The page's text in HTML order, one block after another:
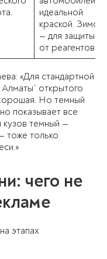
идеальной
краской. Зимой
— для защиты
от реагентов.
«Для стандартной
открытого
Но темный
показывает все
темный —
тоже только
чего не
этапах